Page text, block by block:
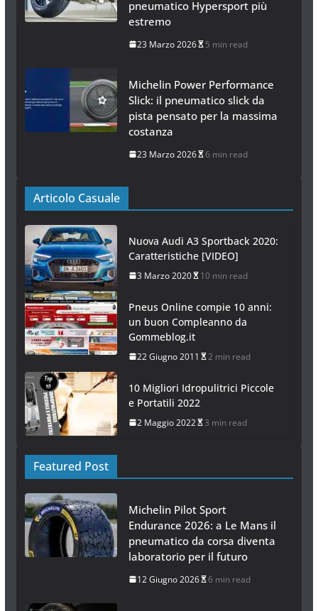
pneumatico Hypersport più
estremo
23 Marzo 2026 5 min read
Michelin Power Performance
Slick: il pneumatico slick da
pista pensato per la massima
costanza
23 Marzo 2026 6 min read
Articolo Casuale
Nuova Audi A3 Sportback 2020:
Caratteristiche [VIDEO]
3 Marzo 2020 10 min read
Pneus Online compie 10 anni:
un buon Compleanno da
Gommeblog.it
22 Giugno 2011 2 min read
10 Migliori Idropulitrici Piccole
e Portatili 2022
2 Maggio 2022 3 min read
Featured Post
Michelin Pilot Sport
Endurance 2026: a Le Mans il
pneumatico da corsa diventa
laboratorio per il futuro
12 Giugno 2026 6 min read